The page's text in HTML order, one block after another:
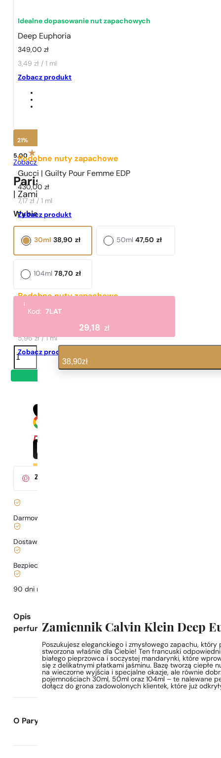
1 - 3 szt.
Idealne dopasowanie nut zapachowych
Deep Euphoria
349,00zł
3,49 zł / 1 ml
Zobacz produkt
Podobne nuty zapachowe
Gucci | Guilty Pour Femme EDP
430,00zł
7,17 zł / 1 ml
Zobacz produkt
Podobne nuty zapachowe
Selection
5,96 zł / 1 ml
Zobacz produkt
21%
5.00
Zobacz opinie
Paris Perfumes N° 470 -
| Zamiennik
Wybierz pojemność:
38,90 zł
30ml 47,50 zł
50ml
78,70 zł
104ml
i
Kod:7LAT
29,18 zł
ilość
N°
470
38,90zł
Za zakup tego produktu
Darmowa dostawa już
Dostawa już
Bezpieczne zakupy i płatności
90 dni na
Opis
perfum Zamiennik Calvin Klein Deep
Poszukujesz eleganckiego i zmysłowego zapachu,
stworzona właśnie dla Ciebie! Ten francuski
białego pieprzowca i soczystej mandarynki, które
się z delikatnymi płatkami jaśminu. Bazę tworzą
na wieczorne wyjścia i specjalne okazje, ale równie
pojemnościach 30ml, 50ml oraz 104ml – te nalewane
dołącz do grona zadowolonych klientek, które już
O Paryskie Perfumy